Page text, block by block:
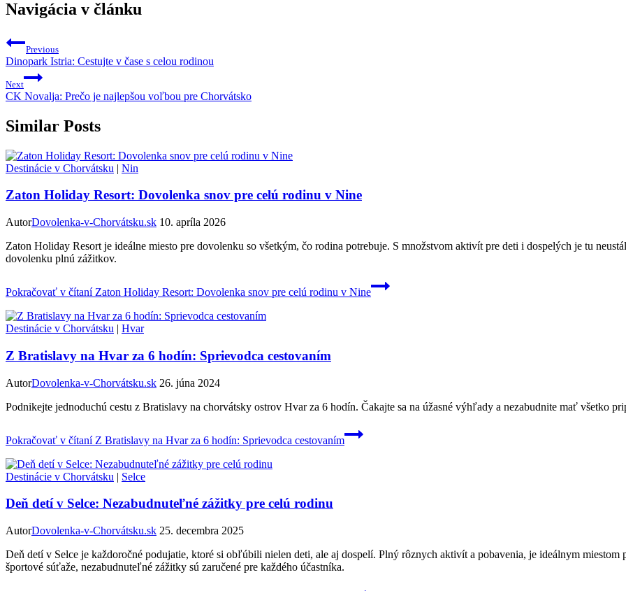
Navigácia v článku
Previous
Dinopark Istria: Cestujte v čase s celou rodinou
Next
CK Novalja: Prečo je najlepšou voľbou pre Chorvátsko
Similar Posts
Destinácie v Chorvátsku | Nin
Zaton Holiday Resort: Dovolenka snov pre celú rodinu v Nine
AutorDovolenka-v-Chorvátsku.sk 10. apríla 2026
Zaton Holiday Resort je ideálne miesto pre dovolenku so všetkým, čo rodina potrebuje. S množstvom aktivít pre deti i dospelých je tu
dovolenku plnú zážitkov.
Pokračovať v čítaníZaton Holiday Resort: Dovolenka snov pre celú rodinu v Nine
Destinácie v Chorvátsku | Hvar
Z Bratislavy na Hvar za 6 hodín: Sprievodca cestovaním
AutorDovolenka-v-Chorvátsku.sk 26. júna 2024
Podnikejte jednoduchú cestu z Bratislavy na chorvátsky ostrov Hvar za 6 hodín. Čakajte sa na úžasné výhľady a nezabudnite mať všetko
Pokračovať v čítaníZ Bratislavy na Hvar za 6 hodín: Sprievodca cestovaním
Destinácie v Chorvátsku | Selce
Deň detí v Selce: Nezabudnuteľné zážitky pre celú rodinu
AutorDovolenka-v-Chorvátsku.sk 25. decembra 2025
Deň detí v Selce je každoročné podujatie, ktoré si obľúbili nielen deti, ale aj dospelí. Plný rôznych aktivít a pobavenia, je ideálnym
športové súťaže, nezabudnuteľné zážitky sú zaručené pre každého účastníka.